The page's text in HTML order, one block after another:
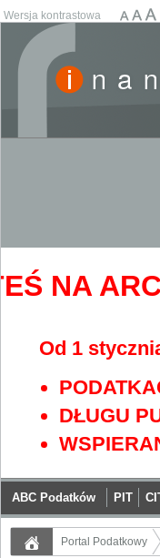
Wersja kontrastowa
NA
Od 1
DŁUGU
ABC Podatków PIT
Portal Podatkowy